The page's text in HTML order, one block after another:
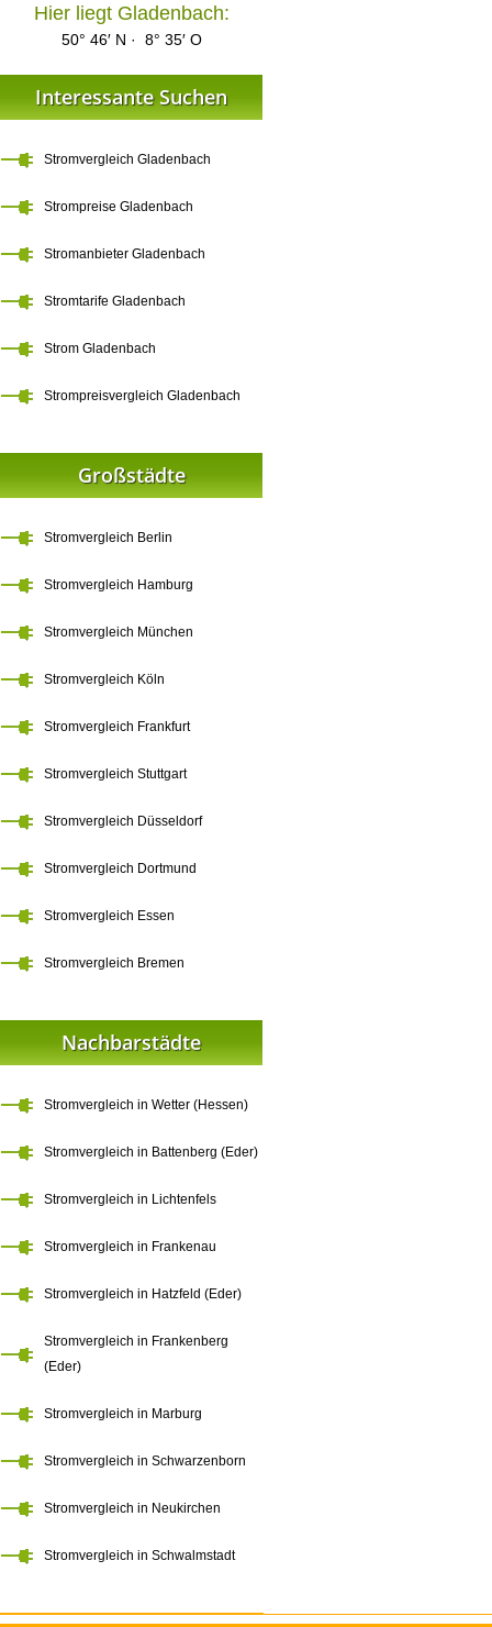
Hier liegt Gladenbach:
50° 46′ N · 8° 35′ O
Interessante Suchen
Stromvergleich Gladenbach
Strompreise Gladenbach
Stromanbieter Gladenbach
Stromtarife Gladenbach
Strom Gladenbach
Strompreisvergleich Gladenbach
Großstädte
Stromvergleich Berlin
Stromvergleich Hamburg
Stromvergleich München
Stromvergleich Köln
Stromvergleich Frankfurt
Stromvergleich Stuttgart
Stromvergleich Düsseldorf
Stromvergleich Dortmund
Stromvergleich Essen
Stromvergleich Bremen
Nachbarstädte
Stromvergleich in Wetter (Hessen)
Stromvergleich in Battenberg (Eder)
Stromvergleich in Lichtenfels
Stromvergleich in Frankenau
Stromvergleich in Hatzfeld (Eder)
Stromvergleich in Frankenberg
(Eder)
Stromvergleich in Marburg
Stromvergleich in Schwarzenborn
Stromvergleich in Neukirchen
Stromvergleich in Schwalmstadt